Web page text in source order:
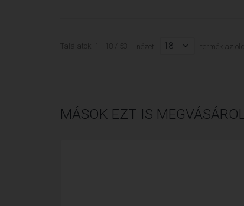
Találatok: 1 - 18 / 53 nézet: 18 termék az
MÁSOK EZT IS